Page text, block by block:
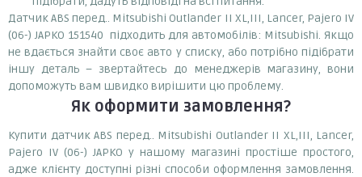
Датчик ABS перед.. Mitsubishi Outlander II XL,III, Lancer, Pajero IV
(06-) JAPKO 151540 підходить для автомобілів: Mitsubishi. Якщо
не вдається знайти своє авто у списку, або потрібно підібрати
іншу деталь – звертайтесь до менеджерів магазину, вони
допоможуть вам швидко вирішити цю проблему.
Як оформити замовлення?
Купити датчик ABS перед.. Mitsubishi Outlander II XL,III, Lancer,
Pajero IV (06-) JAPKO у нашому магазині простіше простого,
адже клієнту доступні різні способи оформлення замовлення.